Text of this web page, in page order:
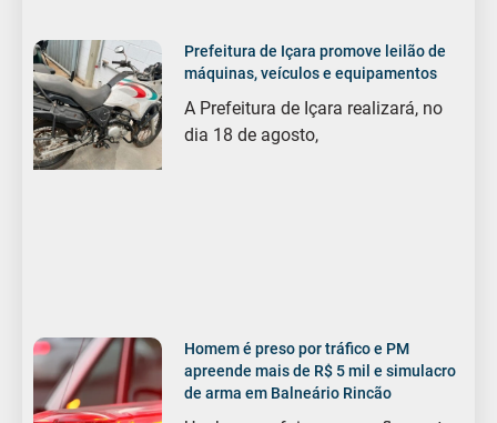
Prefeitura de Içara promove leilão de
máquinas, veículos e equipamentos
A Prefeitura de Içara realizará, no
dia 18 de agosto,
Homem é preso por tráfico e PM
apreende mais de R$ 5 mil e simulacro
de arma em Balneário Rincão